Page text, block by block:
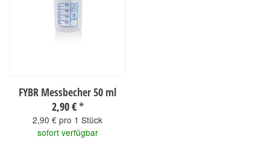
FYBR Messbecher 50 ml
2,90 €*
2,90 € pro 1 Stück
sofort verfügbar